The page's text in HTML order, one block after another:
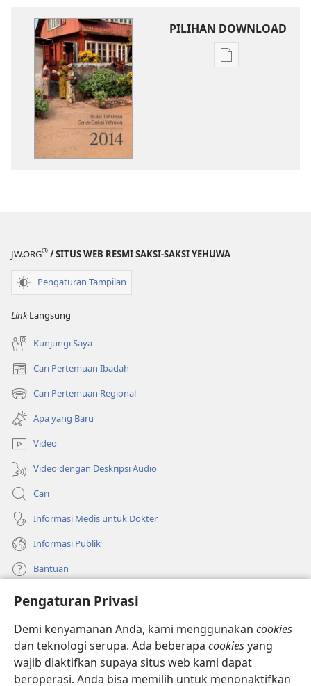
Pengaturan Privasi
Demi kenyamanan Anda, kami menggunakan cookies
dan teknologi serupa. Ada beberapa cookiesyang
wajib diaktifkan supaya situs web kami dapat
beroperasi. Anda bisa memilih untuk menonaktifkan
PILIHAN DOWNLOAD
Pilihan
JW.ORG® / SITUS WEB RESMI SAKSI-SAKSI YEHUWA
Pengaturan Tampilan
LinkLangsung
Kunjungi Saya
Cari Pertemuan Ibadah
(terbuka
di
window
baru)
Cari Pertemuan Regional
(terbuka
di
window
baru)
Apa yang Baru
Video
Video dengan Deskripsi Audio
Cari
Informasi Medis untuk Dokter
Informasi Publik
Bantuan
Sumbangan
(terbuka
di
window
baru)
PERPUSTAKAAN ONLINE Menara Pengawal
(terbuka
di
window
(terbuka